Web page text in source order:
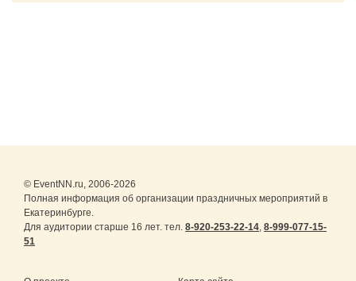
© EventNN.ru, 2006-2026
Полная информация об организации праздничных мероприятий в
Екатеринбурге.
Для аудитории старше 16 лет. тел. 8-920-253-22-14, 8-999-077-15-
51